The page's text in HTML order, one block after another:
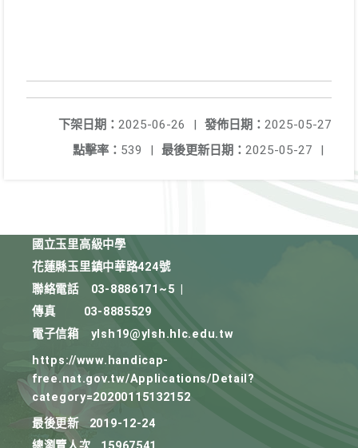
發佈日期： 2025-05-27
下架日期： 2025-06-26
最後更新日期： 2025-05-27
點擊率： 539
國立玉里高級中學
花蓮縣玉里鎮中華路424號
聯絡電話
03-8886171~5
傳真
03-8885529
電子信箱
ylsh19@ylsh.hlc.edu.tw
https://www.handicap-
free.nat.gov.tw/Applications/Detail?
category=20200115132152
最後更新
2019-12-24